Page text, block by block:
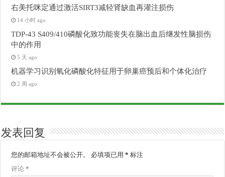
右美托咪定通过激活SIRT3减轻肾缺血再灌注损伤
14 小时 ago
TDP-43 S409/410磷酸化致功能丧失在脑出血后继发性脑损伤
中的作用
5 天 ago
机器学习识别氧化磷酸化特征用于卵巢癌预后和个体化治疗
2 周 ago
发表回复
您的邮箱地址不会被公开。 必填项已用* 标注
评论*